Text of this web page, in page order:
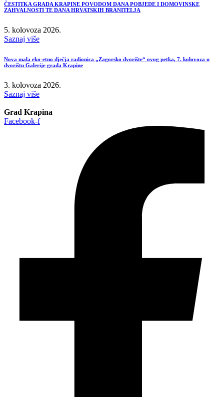
ČESTITKA GRADA KRAPINE POVODOM DANA POBJEDE I DOMOVINSKE
ZAHVALNOSTI TE DANA HRVATSKIH BRANITELJA
5. kolovoza 2026.
Saznaj više
Nova mala eko-etno dječja radionica „Zagorsko dvorište“ ovog petka, 7. kolovoza u
dvorištu Galerije grada Krapine
3. kolovoza 2026.
Saznaj više
Grad Krapina
Facebook-f